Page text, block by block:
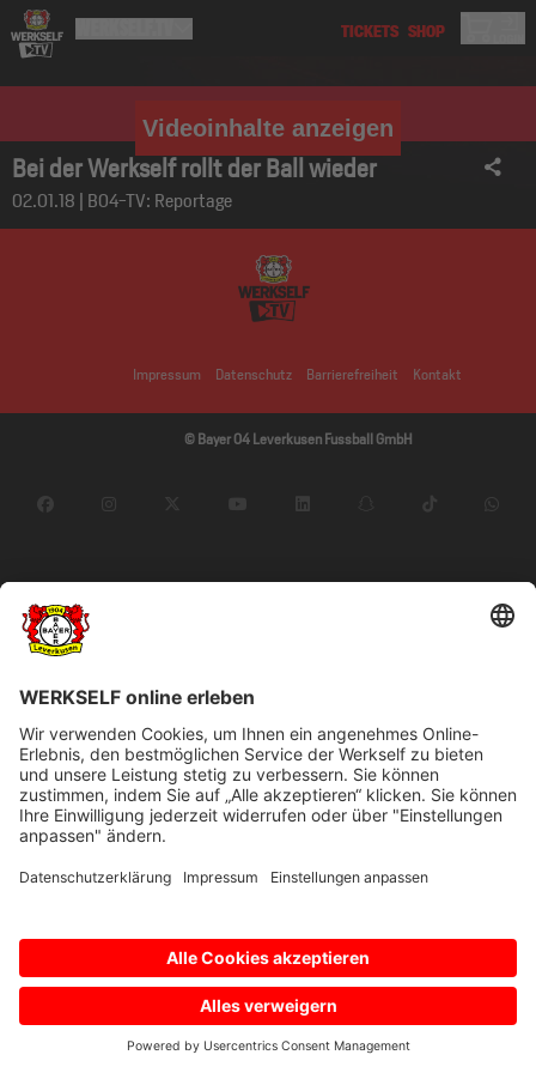
Videoinhalte anzeigen
Bei der Werkself rollt der Ball wieder
02.01.18 | B04-TV: Reportage
Impressum Datenschutz Barrierefreiheit Kontakt
© Bayer 04 Leverkusen Fussball GmbH